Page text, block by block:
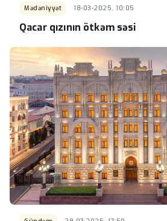
Mədəniyyət 18-03-2025, 10:05
Qacar qızının ötkəm səsi